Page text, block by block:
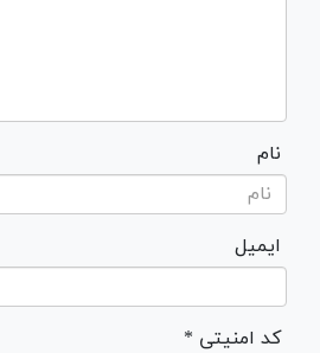
نام
ایمیل
* کد امنیتی